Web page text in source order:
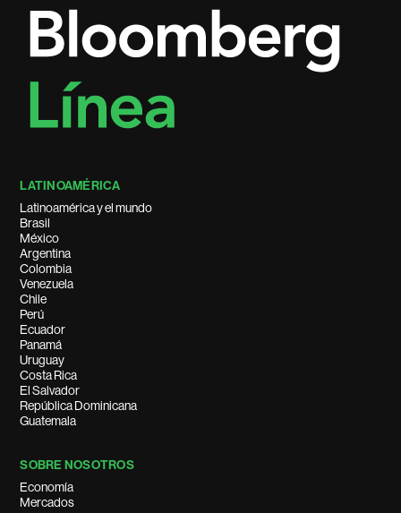
LATINOAMÉRICA
Latinoamérica y el mundo
Brasil
México
Argentina
Colombia
Venezuela
Chile
Perú
Ecuador
Panamá
Uruguay
Costa Rica
El Salvador
República Dominicana
Guatemala
SOBRE NOSOTROS
Economía
Mercados